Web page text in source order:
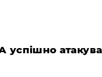
успішно